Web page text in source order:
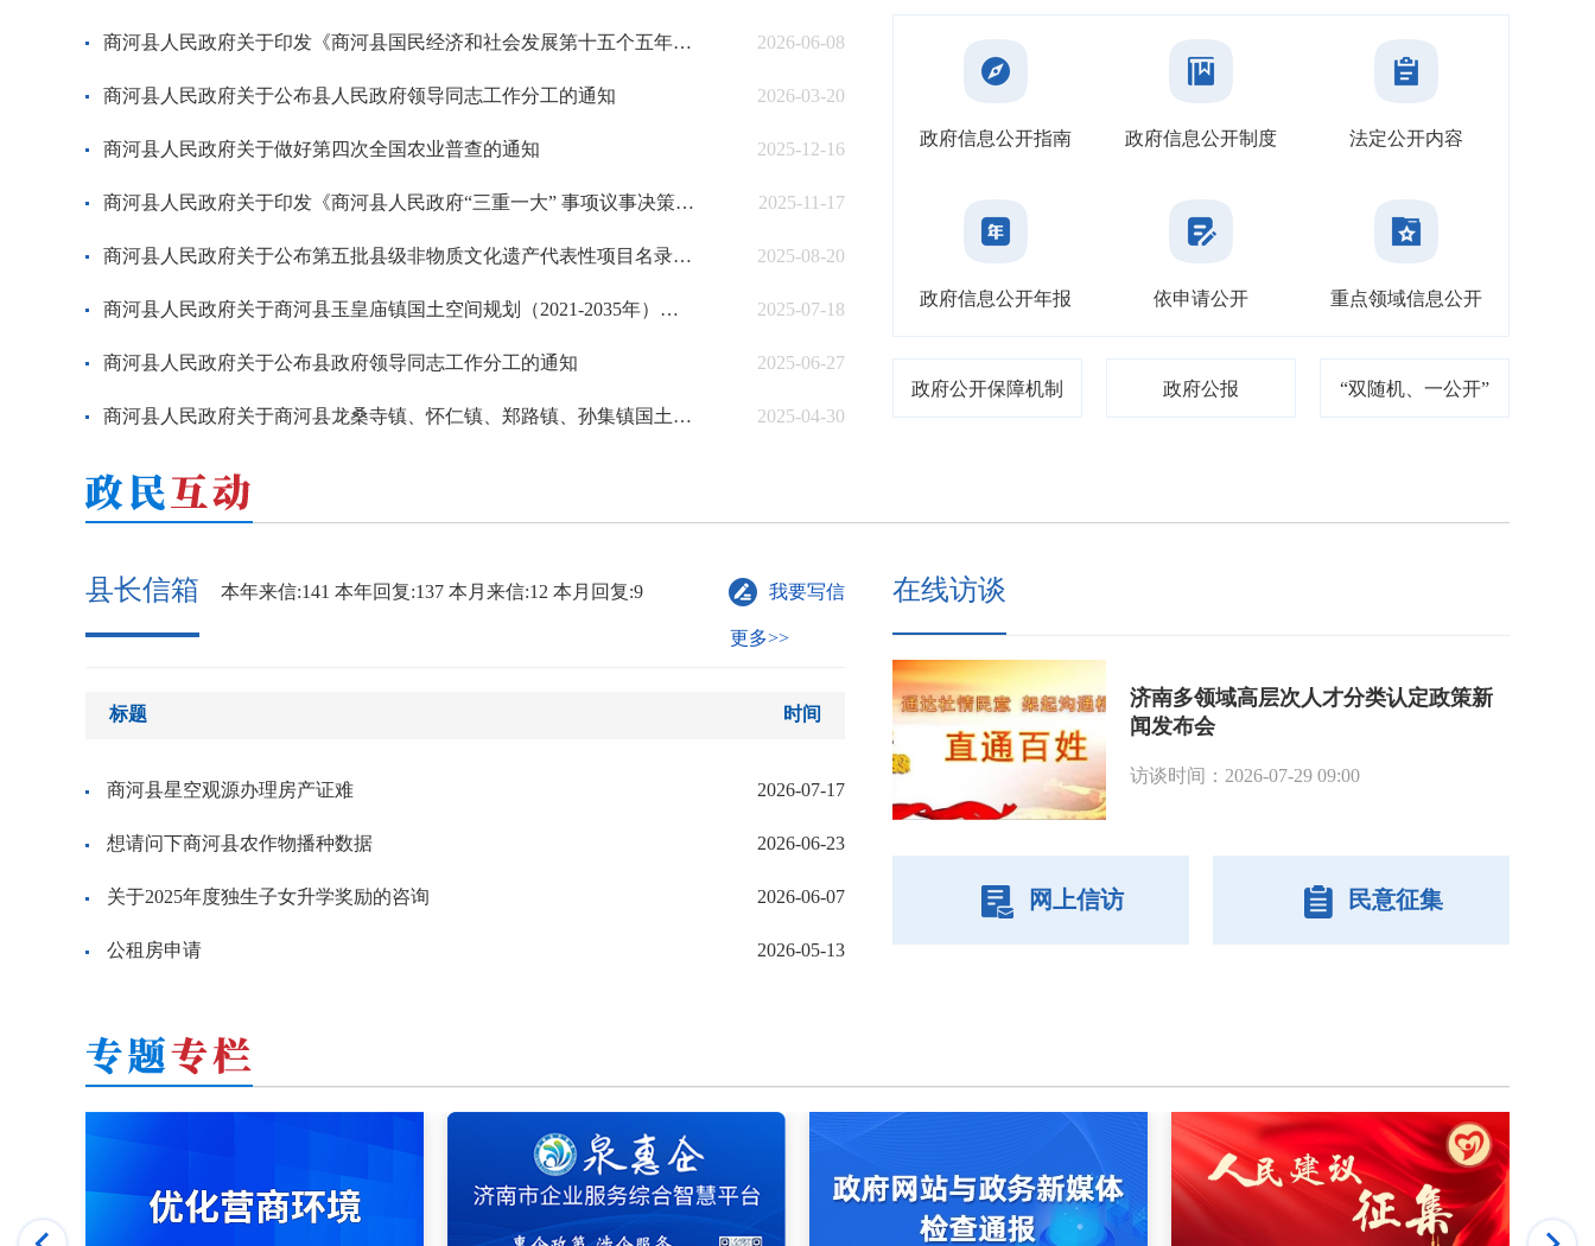
商河县人民政府关于印发《商河县国民经济和社会发展第十五个五年规划纲要》的通知 2026-06-08
商河县人民政府关于公布县人民政府领导同志工作分工的通知 2026-03-20
商河县人民政府关于做好第四次全国农业普查的通知 2025-12-16
商河县人民政府关于印发《商河县人民政府“三重一大” 事项议事决策规则》的通知 2025-11-17
商河县人民政府关于公布第五批县级非物质文化遗产代表性项目名录的通知 2025-08-20
商河县人民政府关于商河县玉皇庙镇国土空间规划（2021-2035年）及城镇开发边界内详细规划和殷巷镇、贾庄镇、白桥镇、韩庙镇、沙河镇、张坊镇国土空间规划（2021-2035年）的批复 2025-07-18
商河县人民政府关于公布县政府领导同志工作分工的通知 2025-06-27
商河县人民政府关于商河县龙桑寺镇、怀仁镇、郑路镇、孙集镇国土空间规划（2021-2035年）的批复 2025-04-30
政府信息公开指南 政府信息公开制度 法定公开内容
政府信息公开年报 依申请公开 重点领域信息公开
政府公开保障机制 政府公报 “双随机、一公开”
县长信箱 本年来信:141 本年回复:137 本月来信:12 本月回复:9 我要写信
更多>>
标题 时间
商河县星空观源办理房产证难 2026-07-17
想请问下商河县农作物播种数据 2026-06-23
关于2025年度独生子女升学奖励的咨询 2026-06-07
公租房申请 2026-05-13
在线访谈
济南多领域高层次人才分类认定政策新
闻发布会
访谈时间：2026-07-29 09:00
网上信访 民意征集